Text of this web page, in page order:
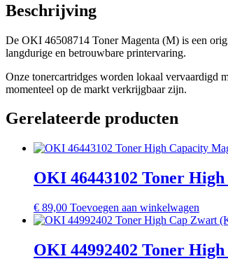
Beschrijving
De OKI 46508714 Toner Magenta (M) is een
langdurige en betrouwbare printervaring.
Onze tonercartridges worden lokaal vervaardigd
momenteel op de markt verkrijgbaar zijn.
Gerelateerde producten
OKI 46443102 Toner
€ 89,00 Toevoegen aan winkelwagen
OKI 44992402 Toner